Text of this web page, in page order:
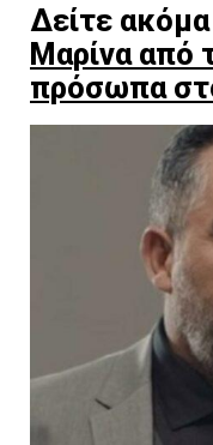
Δείτε ακόμα
Μαρίνα από
πρόσωπα